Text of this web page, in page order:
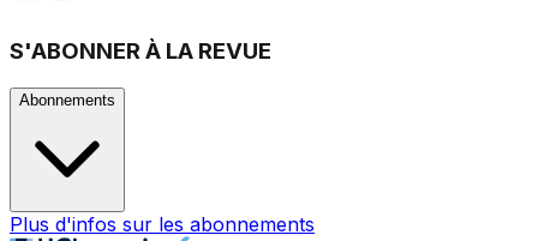
S'ABONNER À LA REVUE
Abonnements
Plus d'infos sur les abonnements